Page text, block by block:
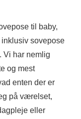
til baby,
sovepose
Vi har nemlig
og mest
enten der er
på værelset,
eller